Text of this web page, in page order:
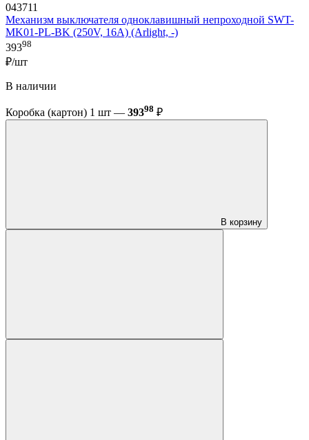
043711
Механизм выключателя одноклавишный непроходной SWT-
MK01-PL-BK (250V, 16A) (Arlight, -)
39398
₽/шт
В наличии
Коробка (картон) 1 шт — 39398 ₽
В корзину